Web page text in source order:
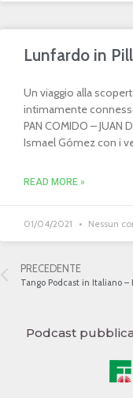
Lunfardo in
Un viaggio alla
intimamente
PAN COMIDO – JUAN
Ismael Gómez con i
READ MORE »
01/04/2021 Nessun
PRECEDENTE
Podcast